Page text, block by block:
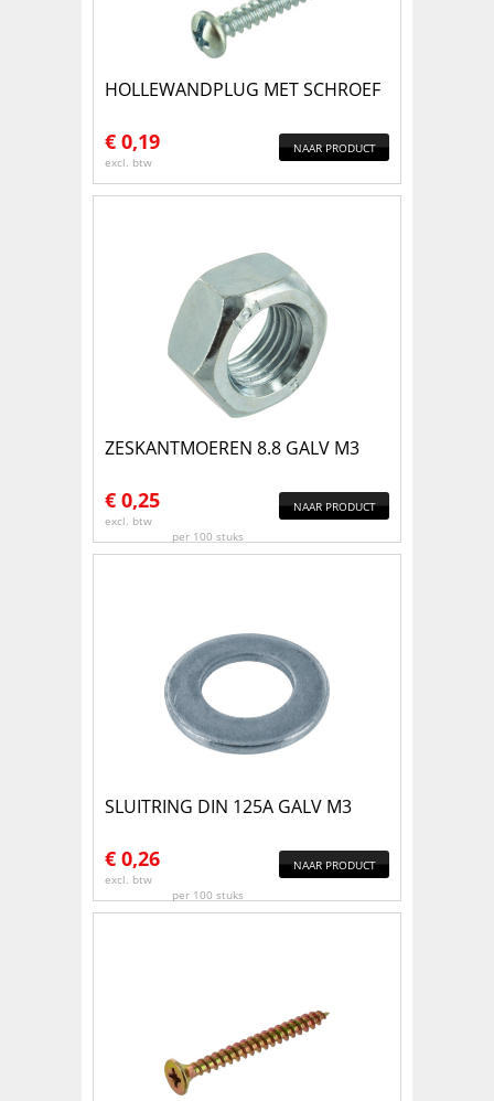
HOLLEWANDPLUG MET SCHROEF
€ 0,19
excl. btw
NAAR PRODUCT
ZESKANTMOEREN 8.8 GALV M3
€ 0,25
excl. btw
per 100 stuks
NAAR PRODUCT
SLUITRING DIN 125A GALV M3
€ 0,26
excl. btw
per 100 stuks
NAAR PRODUCT